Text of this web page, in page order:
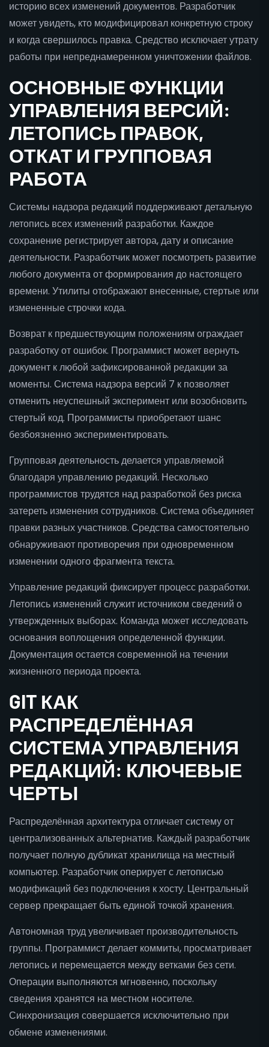
историю всех изменений документов. Разработчик
может увидеть, кто модифицировал конкретную строку
и когда свершилось правка. Средство исключает утрату
работы при непреднамеренном уничтожении файлов.
ОСНОВНЫЕ ФУНКЦИИ
УПРАВЛЕНИЯ ВЕРСИЙ:
ЛЕТОПИСЬ ПРАВОК,
ОТКАТ И ГРУППОВАЯ
РАБОТА
Системы надзора редакций поддерживают детальную
летопись всех изменений разработки. Каждое
сохранение регистрирует автора, дату и описание
деятельности. Разработчик может посмотреть развитие
любого документа от формирования до настоящего
времени. Утилиты отображают внесенные, стертые или
измененные строчки кода.
Возврат к предшествующим положениям ограждает
разработку от ошибок. Программист может вернуть
документ к любой зафиксированной редакции за
моменты. Система надзора версий 7 к позволяет
отменить неуспешный эксперимент или возобновить
стертый код. Программисты приобретают шанс
безбоязненно экспериментировать.
Групповая деятельность делается управляемой
благодаря управлению редакций. Несколько
программистов трудятся над разработкой без риска
затереть изменения сотрудников. Система объединяет
правки разных участников. Средства самостоятельно
обнаруживают противоречия при одновременном
изменении одного фрагмента текста.
Управление редакций фиксирует процесс разработки.
Летопись изменений служит источником сведений о
утвержденных выборах. Команда может исследовать
основания воплощения определенной функции.
Документация остается современной на течении
жизненного периода проекта.
GIT КАК
РАСПРЕДЕЛЁННАЯ
СИСТЕМА УПРАВЛЕНИЯ
РЕДАКЦИЙ: КЛЮЧЕВЫЕ
ЧЕРТЫ
Распределённая архитектура отличает систему от
централизованных альтернатив. Каждый разработчик
получает полную дубликат хранилища на местный
компьютер. Разработчик оперирует с летописью
модификаций без подключения к хосту. Центральный
сервер прекращает быть единой точкой хранения.
Автономная труд увеличивает производительность
группы. Программист делает коммиты, просматривает
летопись и перемещается между ветками без сети.
Операции выполняются мгновенно, поскольку
сведения хранятся на местном носителе.
Синхронизация совершается исключительно при
обмене изменениями.